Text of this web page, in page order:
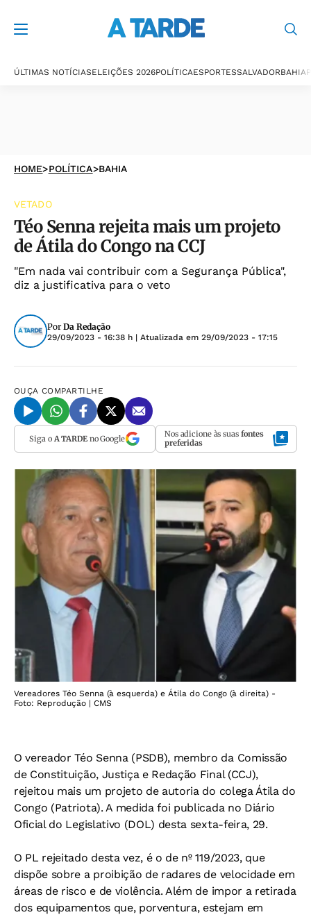
ÚLTIMAS NOTÍCIASELEIÇÕES 2026POLÍTICAESPORTESSALVADORBAHIA
HOME>POLÍTICA>BAHIA
VETADO
Téo Senna rejeita mais um projeto
de Átila do Congo na CCJ
"Em nada vai contribuir com a Segurança Pública",
diz a justificativa para o veto
Por Da Redação
29/09/2023 - 16:38 h | Atualizada em 29/09/2023 - 17:15
OUÇA COMPARTILHE
Siga o A TARDEno Google Nos adicione às suas fontes
preferidas
Vereadores Téo Senna (à esquerda) e Átila do Congo (à direita) -
Foto: Reprodução | CMS
O vereador Téo Senna (PSDB), membro da Comissão
de Constituição, Justiça e Redação Final (CCJ),
rejeitou mais um projeto de autoria do colega Átila do
Congo (Patriota). A medida foi publicada no Diário
Oficial do Legislativo (DOL) desta sexta-feira, 29.
O PL rejeitado desta vez, é o de nº 119/2023, que
dispõe sobre a proibição de radares de velocidade em
áreas de risco e de violência. Além de impor a retirada
dos equipamentos que, porventura, estejam em